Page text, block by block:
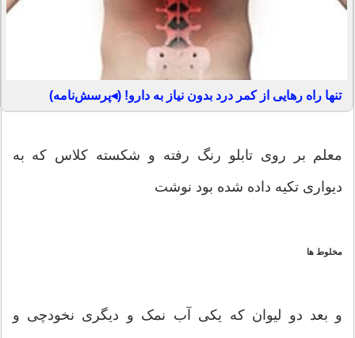
تنها راه رهایی از کمر درد بدون نیاز به دارو! (◂پرسش‌نامه)
معلم بر روی تابلو رنگ رفته و شکسته کلاس که به
دیواری تکیه داده شده بود نوشت
مخلوط ها
و بعد دو لیوان که یکی آب نمک و دیگری نخودچی و